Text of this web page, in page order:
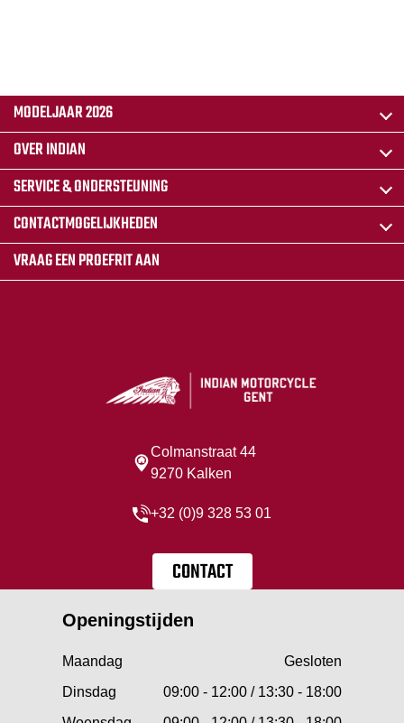
MODELJAAR 2026
OVER INDIAN
SERVICE & ONDERSTEUNING
CONTACTMOGELIJKHEDEN
VRAAG EEN PROEFRIT AAN
Colmanstraat 44
9270 Kalken
+32 (0)9 328 53 01
CONTACT
Openingstijden
Maandag
Gesloten
Dinsdag
09:00 - 12:00 / 13:30 - 18:00